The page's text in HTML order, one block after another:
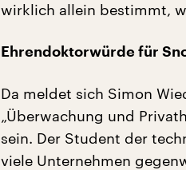
wirklich allein bestimmt,
Ehrendoktorwürde für
Da meldet sich Simon
„Überwachung und
sein. Der Student der
viele Unternehmen